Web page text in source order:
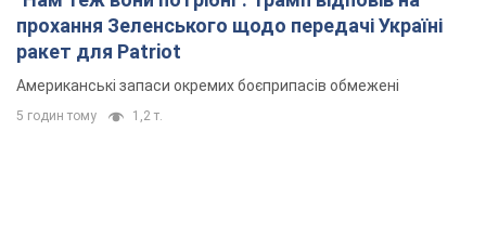
прохання Зеленського щодо передачі Україні
ракет для Patriot
Американські запаси окремих боєприпасів обмежені
5 годин тому 1,2 т.